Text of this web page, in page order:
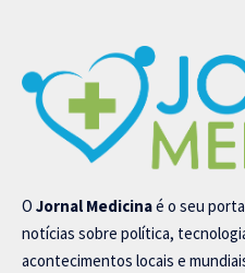
O Jornal Medicinaé o seu
notícias sobre política,
acontecimentos locais e